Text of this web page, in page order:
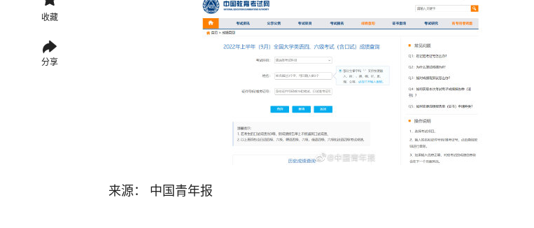
收藏
分享
来源： 中国青年报